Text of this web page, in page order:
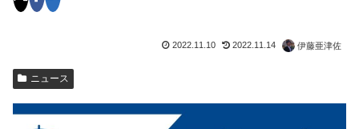
2022.11.10 2022.11.14 伊藤亜津佐
ニュース